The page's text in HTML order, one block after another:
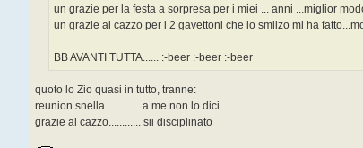
un grazie per la festa a sorpresa per i miei ... anni ...miglior
un grazie al cazzo per i 2 gavettoni che lo smilzo mi ha
BB AVANTI TUTTA...... :-beer :-beer :-beer
quoto lo Zio quasi in tutto, tranne:
reunion snella............. a me non lo dici
grazie al cazzo............ sii disciplinato